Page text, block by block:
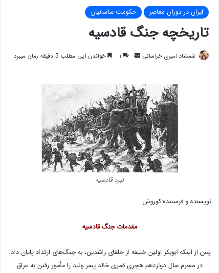
ایران در دوران معاصر حکومت ساسانیان
تاریخچه جنگ قادسیه
شمشاد امیری خراسانی
ارسال ۱ خواندن این مطلب 5 دقیقه زمان میبرد
نبرد قادسیه
نویسنده و فرستنده:کوروش
مقدمات جنگ قادسیه
پس از اینکه ابوبکر اولین خلیفه از خلفای راشدین، به جنگ‌های ارتداد پایان داد.
در محرم سال دوازدهم هجری قمری خالد پسر ولید را مأمور رفتن به عراق